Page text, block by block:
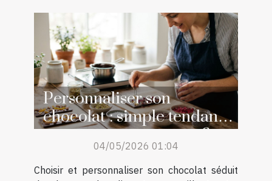
Personnaliser son
chocolat : simple tendance
ou retour aux sources ?
04/05/2026 01:04
Choisir et personnaliser son chocolat séduit